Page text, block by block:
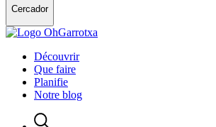
Cercador
Découvrir
Que faire
Planifie
Notre blog